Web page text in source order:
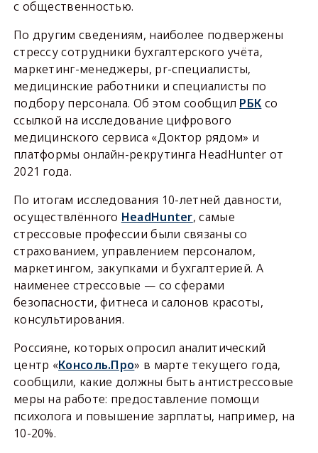
с общественностью.
По другим сведениям, наиболее подвержены
стрессу сотрудники бухгалтерского учёта,
маркетинг-менеджеры, pr-специалисты,
медицинские работники и специалисты по
подбору персонала. Об этом сообщил РБК со
ссылкой на исследование цифрового
медицинского сервиса «Доктор рядом» и
платформы онлайн-рекрутинга HeadHunter от
2021 года.
По итогам исследования 10-летней давности,
осуществлённого HeadHunter, самые
стрессовые профессии были связаны со
страхованием, управлением персоналом,
маркетингом, закупками и бухгалтерией. А
наименее стрессовые — со сферами
безопасности, фитнеса и салонов красоты,
консультирования.
Россияне, которых опросил аналитический
центр «Консоль.Про» в марте текущего года,
сообщили, какие должны быть антистрессовые
меры на работе: предоставление помощи
психолога и повышение зарплаты, например, на
10-20%.